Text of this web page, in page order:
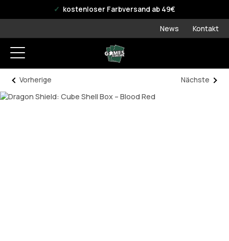
offizieller WPN Storekostenloser Farbversand ab 49€
News Kontakt
Vorherige Nächste